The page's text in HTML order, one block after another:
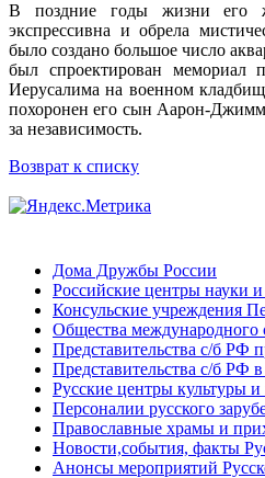
В поздние годы жизни его
экспрессивна и обрела
было создано большое число
был спроектирован мемориал
Иерусалима на военном
похоронен его сын Аарон-
за независимость.
Возврат к списку
Дома Дружбы России
Российские центры науки
Консульские учреждения
Общества международного
Представительства с/б РФ
Представительства с/б РФ
Русские центры культуры и
Персоналии русского
Православные храмы и
Новости,события, факты
Анонсы мероприятий